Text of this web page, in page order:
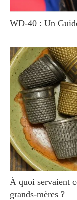
WD-40 : Un
À quoi servaient
grands-mères ?